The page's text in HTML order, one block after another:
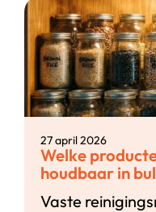
27 april 2026
Welke
houdbaar in
Vaste